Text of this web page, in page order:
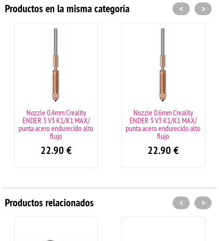
Productos en la misma categoría
0.4mm Creality
3 V3 K1/K1 MAX/
endurecido alto
flujo
Nozzle 0.6mm Creality
ENDER 3 V3 K1/K1 MAX/
punta acero endurecido alto
flujo
Creality
< >
Productos relacionados < >